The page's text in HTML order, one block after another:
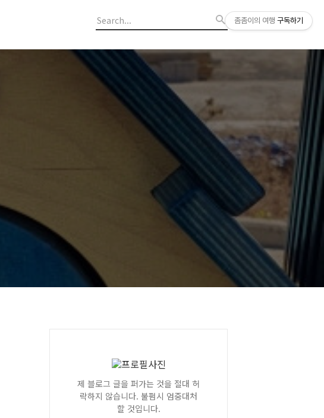
제 블로그 글을 퍼가는 것을 절대 허
락하지 않습니다. 불펌시 엄중대처
할 것입니다.
좀좀이의 여행 구독하기